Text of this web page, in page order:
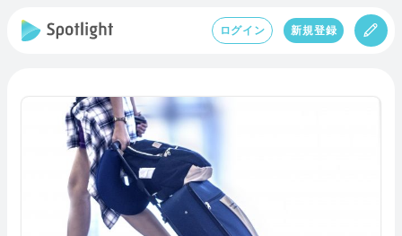
ログイン 新規登録